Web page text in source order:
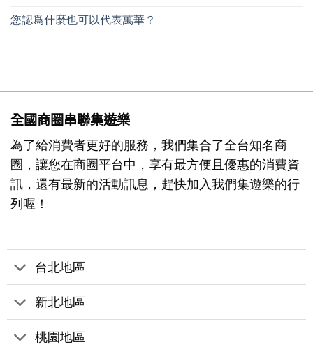
您認爲什麼也可以代表萬華？
全國商圈串聯集遊樂
為了給消費者更好的服務，我們集合了全台知名商
圈，讓您在商圈平台中，享有最方便且優惠的消費資
訊，還有最新的活動訊息，趕快加入我們集遊樂的行
列喔！
台北地區
新北地區
桃園地區